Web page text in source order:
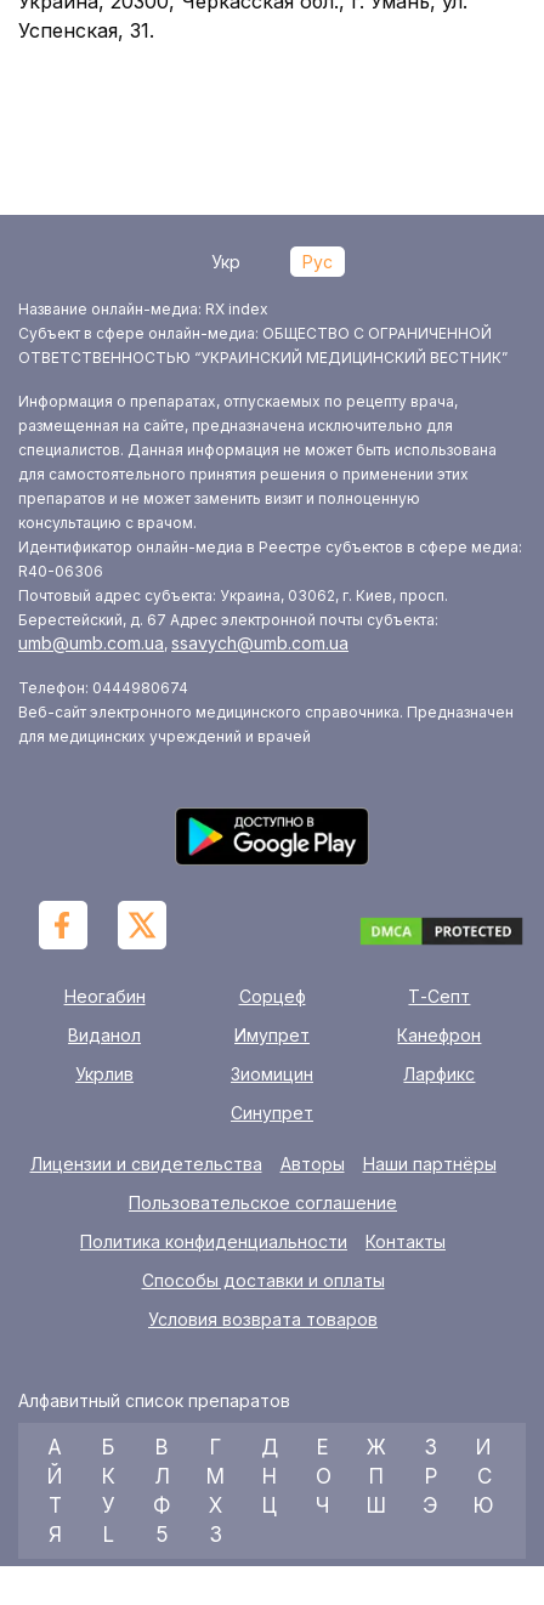
Успенская, 31.
Укр Рус
Название онлайн-медиа: RX index
Субъект в сфере онлайн-медиа: ОБЩЕСТВО С ОГРАНИЧЕННОЙ
ОТВЕТСТВЕННОСТЬЮ “УКРАИНСКИЙ МЕДИЦИНСКИЙ ВЕСТНИК”
Информация о препаратах, отпускаемых по рецепту врача,
размещенная на сайте, предназначена исключительно для
специалистов. Данная информация не может быть использована
для самостоятельного принятия решения о применении этих
препаратов и не может заменить визит и полноценную
консультацию с врачом.
Идентификатор онлайн-медиа в Реестре субъектов в сфере медиа:
R40-06306
Почтовый адрес субъекта: Украина, 03062, г. Киев, просп.
Берестейский, д. 67 Адрес электронной почты субъекта:
umb@umb.com.ua, ssavych@umb.com.ua
Телефон: 0444980674
Веб-сайт электронного медицинского справочника. Предназначен
для медицинских учреждений и врачей
Неогабин Сорцеф
Т-Септ
Виданол
Имупрет
Канефрон
Укрлив
Зиомицин
Ларфикс
Синупрет
Лицензии и свидетельства Авторы
Наши партнёры
Пользовательское соглашение
Политика конфиденциальности
Контакты
Способы доставки и оплаты
Условия возврата товаров
Алфавитный список препаратов
А Б В Г Д Е Ж З
И
Й
К Л М Н О П Р
С
Т
У Ф Х Ц Ч Ш Э
Ю
Я
L 5 3